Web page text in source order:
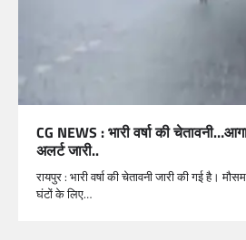
CG NEWS : भारी वर्षा की
अलर्ट जारी..
रायपुर : भारी वर्षा की चेतावनी जारी की गई है।
घंटों के लिए…